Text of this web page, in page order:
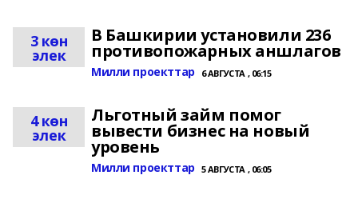
3 көн
элек
В Башкирии установили 236
противопожарных аншлагов
Милли проекттар 6 АВГУСТА , 06:15
4 көн
элек
Льготный займ помог
вывести бизнес на новый
уровень
Милли проекттар 5 АВГУСТА , 06:05